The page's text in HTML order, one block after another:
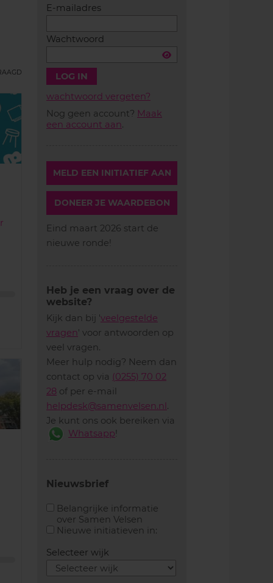
E-mailadres
Wachtwoord
wachtwoord vergeten?
Nog geen account? Maak
een account aan.
MELD EEN INITIATIEF AAN
DONEER JE WAARDEBON
Eind maart 2026 start de
nieuwe ronde!
Heb je een vraag over de
website?
Kijk dan bij 'veelgestelde
vragen' voor antwoorden op
veel vragen.
Meer hulp nodig? Neem dan
contact op via (0255) 70 02
28 of per e-mail
helpdesk@samenvelsen.nl.
Je kunt ons ook bereiken via
Whatsapp!
Nieuwsbrief
Belangrijke informatie
over Samen Velsen
Aanvinken om belangrijke informatie over
Nieuwe initiatieven in:
Selecteer wijk